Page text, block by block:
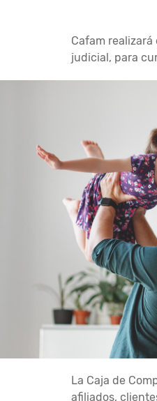
Cafam
judicial, para
La Caja de
afiliados,